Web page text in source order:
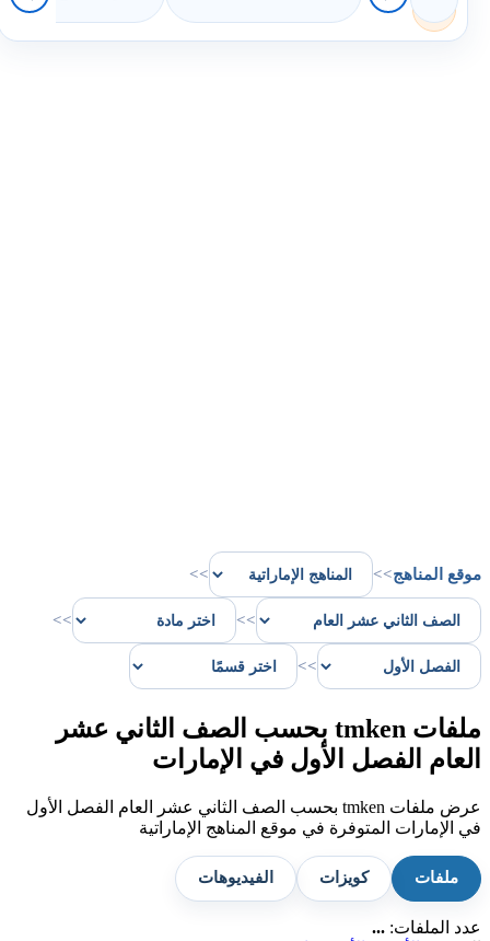
موقع المناهج>>
>>
>>
>>
>>
ملفات tmken بحسب الصف الثاني عشر
العام الفصل الأول في الإمارات
عرض ملفات tmken بحسب الصف الثاني عشر العام الفصل الأول
في الإمارات المتوفرة في موقع المناهج الإماراتية
ملفات كويزات الفيديوهات
عدد الملفات: ...